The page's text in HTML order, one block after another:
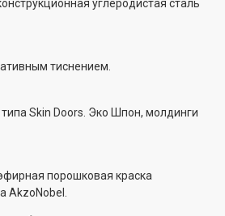
углеродистая сталь
тиснением.
Skin Doors. Эко Шпон, молдинги
порошковая краска
AkzoNobel.